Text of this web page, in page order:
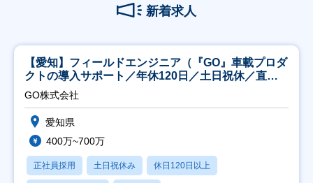
新着求人
【愛知】フィールドエンジニア（『GO』車載プロダ
クトの導入サポート／年休120日／土日祝休／直行
直帰
GO株式会社
愛知県
400万~700万
正社員採用 土日祝休み 休日120日以上